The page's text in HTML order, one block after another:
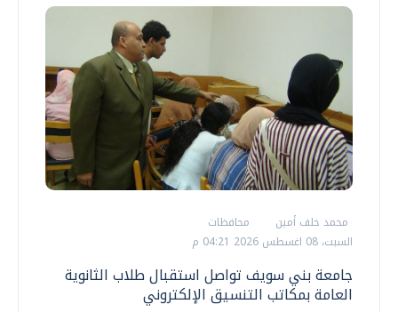
محمد خلف أمين
محافظات
السبت، 08 اغسطس 2026 04:21 م
جامعة بني سويف تواصل استقبال طلاب الثانوية
العامة بمكاتب التنسيق الإلكتروني